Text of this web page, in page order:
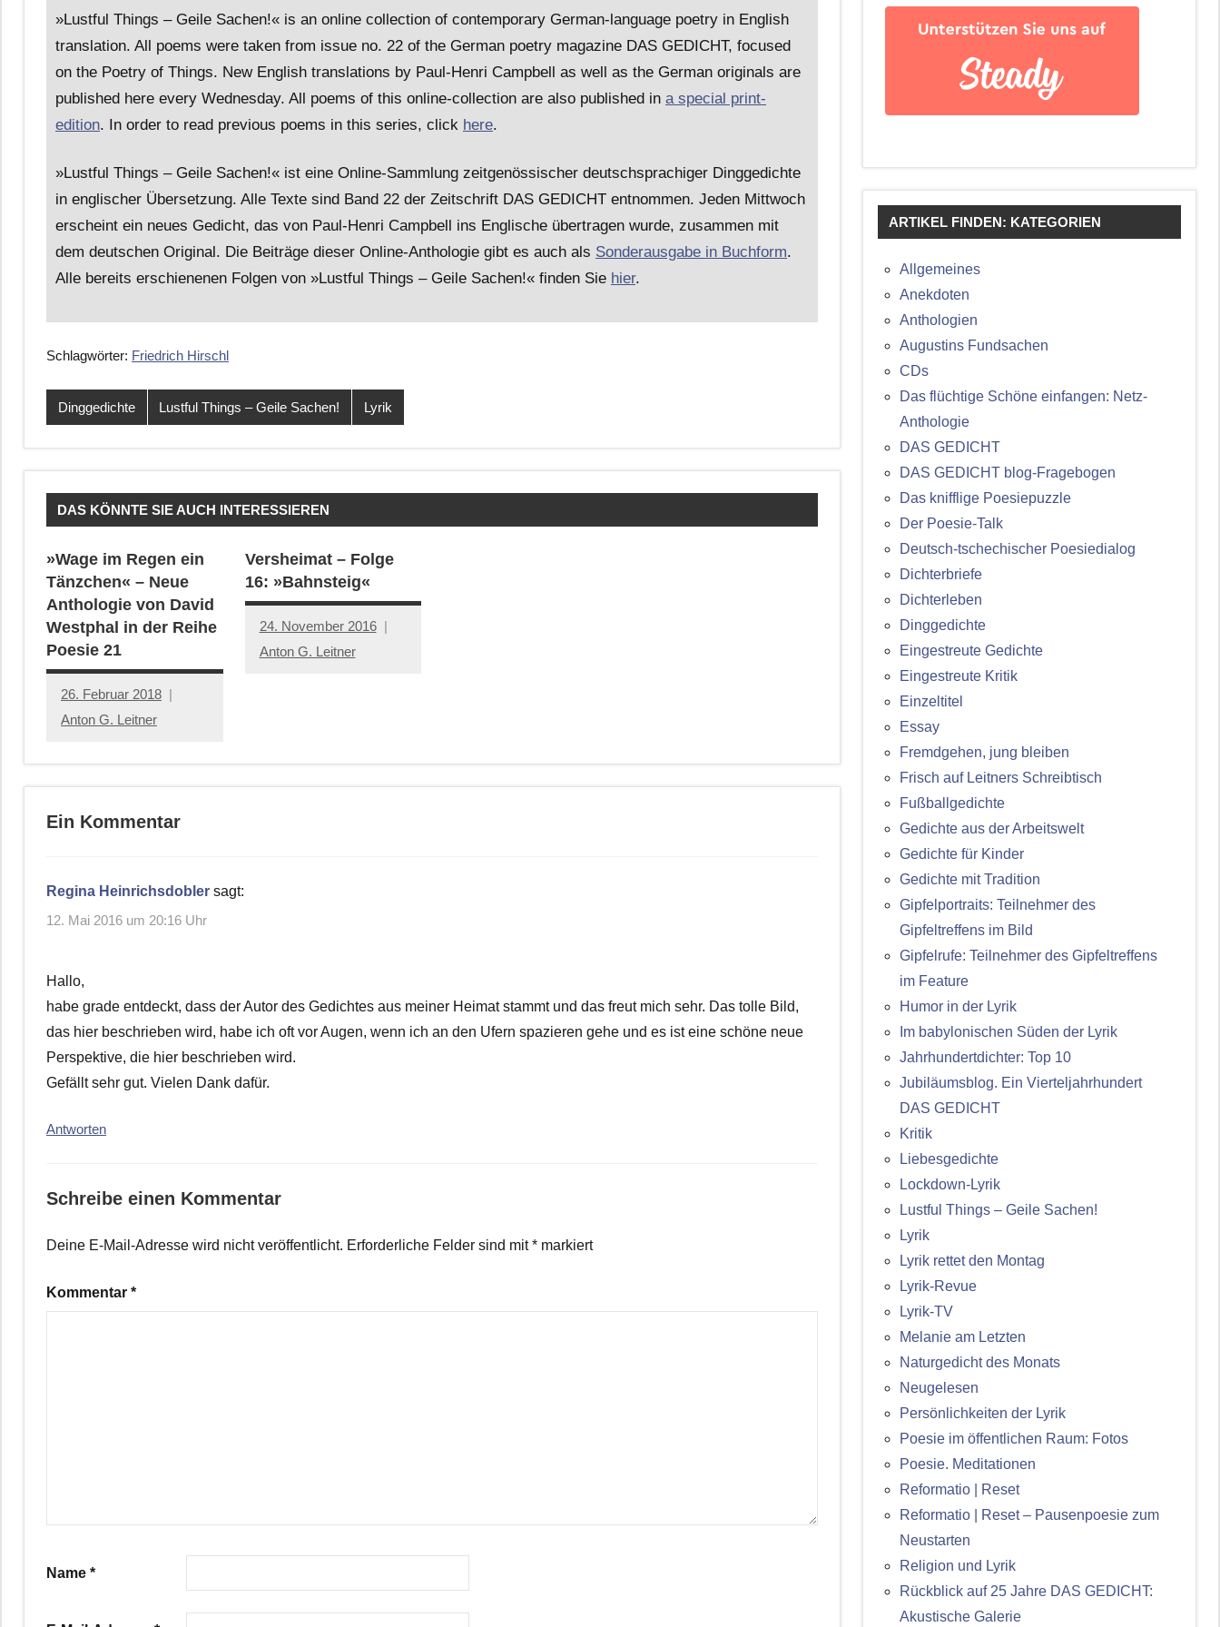
»Lustful Things – Geile Sachen!« is an online collection of contemporary German-language poetry in English
translation. All poems were taken from issue no. 22 of the German poetry magazine DAS GEDICHT, focused
on the Poetry of Things. New English translations by Paul-Henri Campbell as well as the German originals are
published here every Wednesday. All poems of this online-collection are also published in a special print-
edition. In order to read previous poems in this series, click here.
»Lustful Things – Geile Sachen!« ist eine Online-Sammlung zeitgenössischer deutschsprachiger Dinggedichte
in englischer Übersetzung. Alle Texte sind Band 22 der Zeitschrift DAS GEDICHT entnommen. Jeden Mittwoch
erscheint ein neues Gedicht, das von Paul-Henri Campbell ins Englische übertragen wurde, zusammen mit
dem deutschen Original. Die Beiträge dieser Online-Anthologie gibt es auch als Sonderausgabe in Buchform.
Alle bereits erschienenen Folgen von »Lustful Things – Geile Sachen!« finden Sie hier.
Schlagwörter: Friedrich Hirschl
Dinggedichte Lustful Things – Geile Sachen! Lyrik
DAS KÖNNTE SIE AUCH INTERESSIEREN
»Wage im Regen ein
Tänzchen« – Neue
Anthologie von David
Westphal in der Reihe
Poesie 21
26. Februar 2018
Anton G. Leitner
Versheimat – Folge
16: »Bahnsteig«
24. November 2016
Anton G. Leitner
Ein Kommentar
Regina Heinrichsdobler sagt:
12. Mai 2016 um 20:16 Uhr
Hallo,
habe grade entdeckt, dass der Autor des Gedichtes aus meiner Heimat stammt und das freut mich sehr. Das tolle Bild,
das hier beschrieben wird, habe ich oft vor Augen, wenn ich an den Ufern spazieren gehe und es ist eine schöne neue
Perspektive, die hier beschrieben wird.
Gefällt sehr gut. Vielen Dank dafür.
Antworten
Schreibe einen Kommentar
Deine E-Mail-Adresse wird nicht veröffentlicht. Erforderliche Felder sind mit* markiert
Kommentar *
Name *
ARTIKEL FINDEN: KATEGORIEN
Allgemeines
Anekdoten
Anthologien
Augustins Fundsachen
CDs
Das flüchtige Schöne einfangen: Netz-
Anthologie
DAS GEDICHT
DAS GEDICHT blog-Fragebogen
Das knifflige Poesiepuzzle
Der Poesie-Talk
Deutsch-tschechischer Poesiedialog
Dichterbriefe
Dichterleben
Dinggedichte
Eingestreute Gedichte
Eingestreute Kritik
Einzeltitel
Essay
Fremdgehen, jung bleiben
Frisch auf Leitners Schreibtisch
Fußballgedichte
Gedichte aus der Arbeitswelt
Gedichte für Kinder
Gedichte mit Tradition
Gipfelportraits: Teilnehmer des
Gipfeltreffens im Bild
Gipfelrufe: Teilnehmer des Gipfeltreffens
im Feature
Humor in der Lyrik
Im babylonischen Süden der Lyrik
Jahrhundertdichter: Top 10
Jubiläumsblog. Ein Vierteljahrhundert
DAS GEDICHT
Kritik
Liebesgedichte
Lockdown-Lyrik
Lustful Things – Geile Sachen!
Lyrik
Lyrik rettet den Montag
Lyrik-Revue
Lyrik-TV
Melanie am Letzten
Naturgedicht des Monats
Neugelesen
Persönlichkeiten der Lyrik
Poesie im öffentlichen Raum: Fotos
Poesie. Meditationen
Reformatio | Reset
Reformatio | Reset – Pausenpoesie zum
Neustarten
Religion und Lyrik
Rückblick auf 25 Jahre DAS GEDICHT:
Akustische Galerie